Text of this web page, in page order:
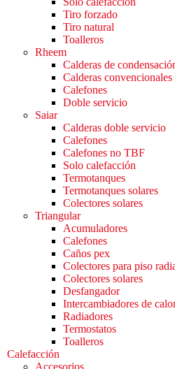
Tiro forzado
Tiro natural
Toalleros
Rheem
Calderas de
Calderas convencionales
Calefones
Doble servicio
Saiar
Calderas doble servicio
Calefones
Calefones no TBF
Solo calefacción
Termotanques
Termotanques solares
Colectores solares
Triangular
Acumuladores
Calefones
Caños pex
Colectores para piso
Colectores solares
Desfangador
Intercambiadores de
Radiadores
Termostatos
Toalleros
Calefacción
Accesorios